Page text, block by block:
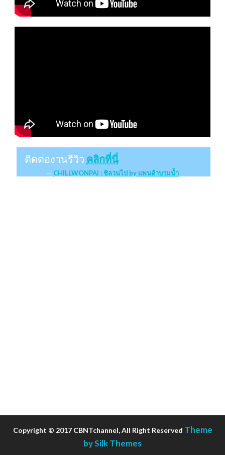
ติดต่องานรีวิว คลิกที่นี่
CHILLWONPAI : ชิลวนไป by แพนด้าบวมน้ำ
Copyright © 2017 CBNTchannel, All Right Reserved Theme
by Silk Themes